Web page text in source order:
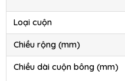
Loại cuộn
Chiều rộng (mm)
Chiều dài cuộn bông (mm)